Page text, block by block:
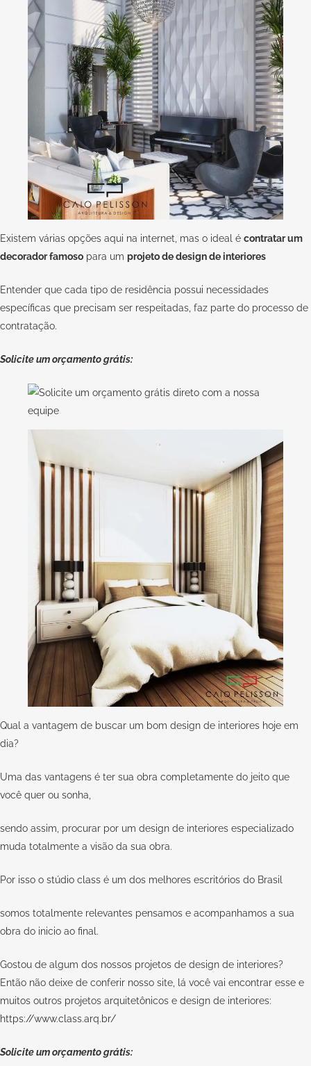
Existem várias opções aqui na internet, mas o ideal é contratar um
decorador famoso para um projeto de design de interiores
Entender que cada tipo de residência possui necessidades
específicas que precisam ser respeitadas, faz parte do processo de
contratação.
Solicite um orçamento grátis:
Qual a vantagem de buscar um bom design de interiores hoje em
dia?
Uma das vantagens é ter sua obra completamente do jeito que
você quer ou sonha,
sendo assim, procurar por um design de interiores especializado
muda totalmente a visão da sua obra.
Por isso o stúdio class é um dos melhores escritórios do Brasil
somos totalmente relevantes pensamos e acompanhamos a sua
obra do inicio ao final.
Gostou de algum dos nossos projetos de design de interiores?
Então não deixe de conferir nosso site, lá você vai encontrar esse e
muitos outros projetos arquitetônicos e design de interiores:
https://www.class.arq.br/
Solicite um orçamento grátis: